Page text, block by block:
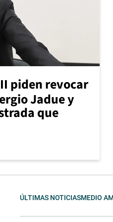
piden revocar
Jadue y
que
ÚLTIMAS NOTICIASMEDIO